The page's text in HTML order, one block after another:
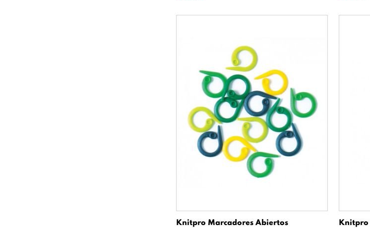
Knitpro Marcadores Abiertos Knitpro